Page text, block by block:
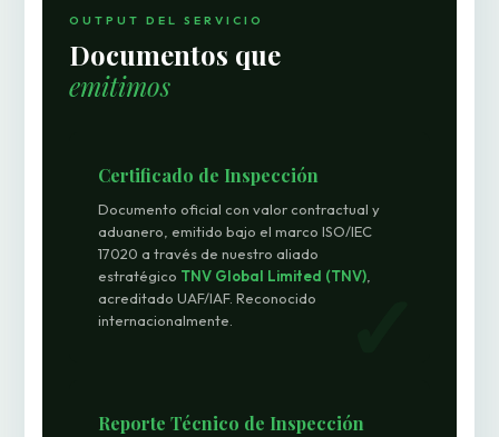
OUTPUT DEL SERVICIO
Documentos que
emitimos
Certificado de Inspección
Documento oficial con valor contractual y
aduanero, emitido bajo el marco ISO/IEC
17020 a través de nuestro aliado
estratégico TNV Global Limited (TNV)
acreditado UAF/IAF. Reconocido
internacionalmente.
Reporte Técnico de Inspección